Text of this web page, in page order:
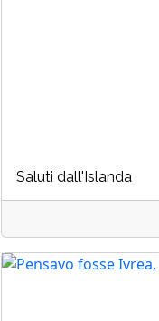
Saluti dall'Islanda